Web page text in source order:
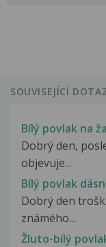
SOUVISEJÍCÍ
Bílý povlak na
Dobrý den,
objevuje...
Bílý povlak
Dobrý den
známého...
Žluto-bílý